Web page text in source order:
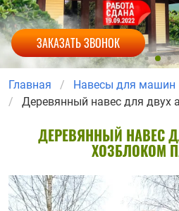
ЗАКАЗАТЬ ЗВОНОК
Главная
Навесы для машин
Деревянный навес для
ДЕРЕВЯННЫЙ НАВЕС
ХОЗБЛОКОМ